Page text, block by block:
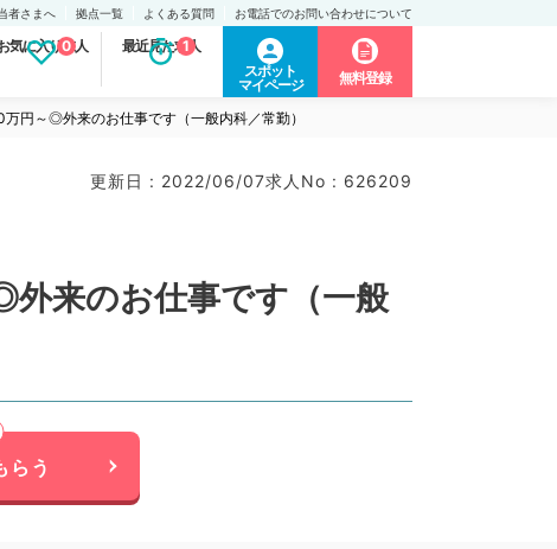
者さまへ 拠点一覧 よくある質問 お電話でのお問い合わせについて
気に入り求人
0 最近見た求人
1
スポット
マイページ
無料登録
円～◎外来のお仕事です（一般内科／常勤）
更新日 : 2022/06/07求人No : 626209
来のお仕事です（一般
らう